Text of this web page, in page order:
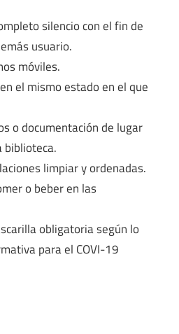
silencio con el fin de
usuario.
móviles.
el mismo estado en el que
o documentación de lugar
biblioteca.
limpiar y ordenadas.
o beber en las
obligatoria según lo
para el COVI-19